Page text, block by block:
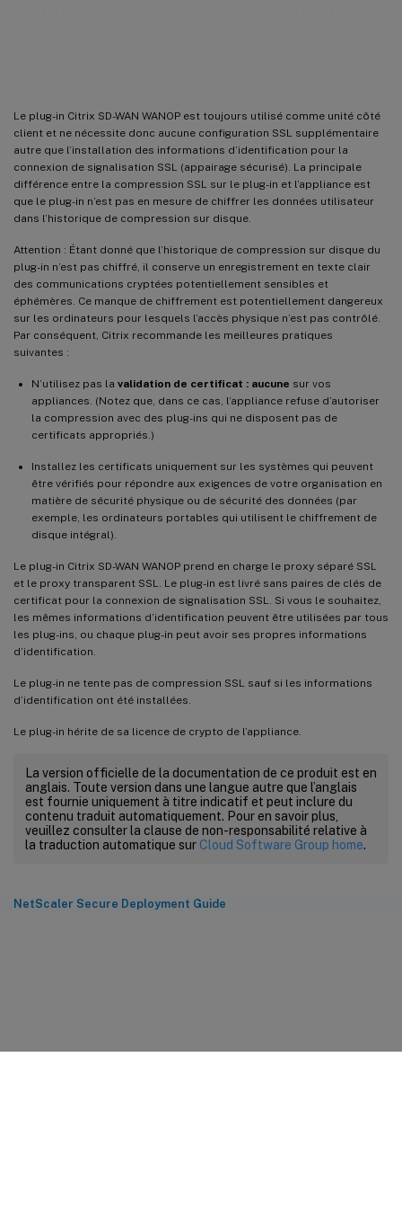
Le plug-in Citrix SD-WAN WANOP est toujours utilisé comme unité côté
client et ne nécessite donc aucune configuration SSL supplémentaire
autre que l’installation des informations d’identification pour la
connexion de signalisation SSL (appairage sécurisé). La principale
différence entre la compression SSL sur le plug-in et l’appliance est
que le plug-in n’est pas en mesure de chiffrer les données utilisateur
dans l’historique de compression sur disque.
Attention : Étant donné que l’historique de compression sur disque du
plug-in n’est pas chiffré, il conserve un enregistrement en texte clair
des communications cryptées potentiellement sensibles et
éphémères. Ce manque de chiffrement est potentiellement dangereux
sur les ordinateurs pour lesquels l’accès physique n’est pas contrôlé.
Par conséquent, Citrix recommande les meilleures pratiques
suivantes :
N’utilisez pas la validation de certificat : aucune sur vos
appliances. (Notez que, dans ce cas, l’appliance refuse d’autoriser
la compression avec des plug-ins qui ne disposent pas de
certificats appropriés.)
Installez les certificats uniquement sur les systèmes qui peuvent
être vérifiés pour répondre aux exigences de votre organisation en
matière de sécurité physique ou de sécurité des données (par
exemple, les ordinateurs portables qui utilisent le chiffrement de
disque intégral).
Le plug-in Citrix SD-WAN WANOP prend en charge le proxy séparé SSL
et le proxy transparent SSL. Le plug-in est livré sans paires de clés de
certificat pour la connexion de signalisation SSL. Si vous le souhaitez,
les mêmes informations d’identification peuvent être utilisées par tous
les plug-ins, ou chaque plug-in peut avoir ses propres informations
d’identification.
Le plug-in ne tente pas de compression SSL sauf si les informations
d’identification ont été installées.
Le plug-in hérite de sa licence de crypto de l’appliance.
La version officielle de la documentation de ce produit est en
anglais. Toute version dans une langue autre que l’anglais
est fournie uniquement à titre indicatif et peut inclure du
contenu traduit automatiquement. Pour en savoir plus,
veuillez consulter la clause de non-responsabilité relative à
la traduction automatique sur Cloud Software Group home.
NetScaler Secure Deployment Guide